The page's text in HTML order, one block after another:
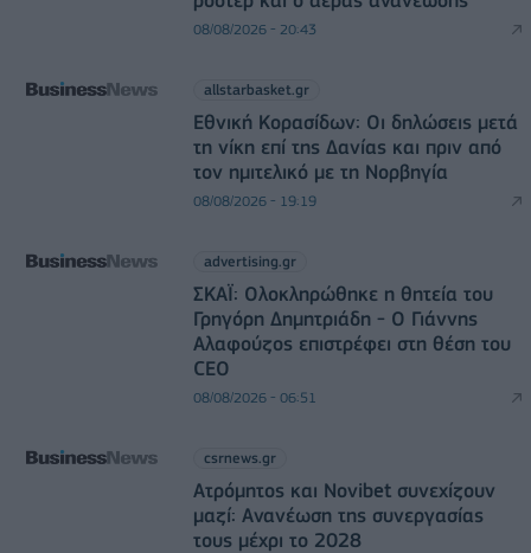
08/08/2026 - 20:43
allstarbasket.gr
Εθνική Κορασίδων: Οι δηλώσεις μετά
τη νίκη επί της Δανίας και πριν από
τον ημιτελικό με τη Νορβηγία
08/08/2026 - 19:19
advertising.gr
ΣΚΑΪ: Ολοκληρώθηκε η θητεία του
Γρηγόρη Δημητριάδη - Ο Γιάννης
Αλαφούζος επιστρέφει στη θέση του
CEO
08/08/2026 - 06:51
csrnews.gr
Ατρόμητος και Novibet συνεχίζουν
μαζί: Ανανέωση της συνεργασίας
τους μέχρι το 2028